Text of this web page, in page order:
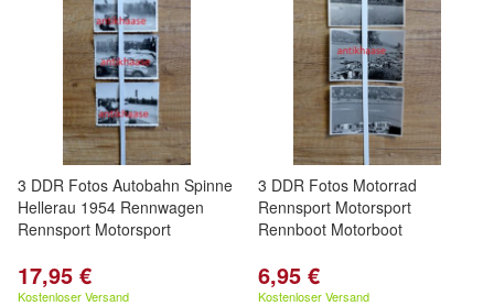
3 DDR Fotos Autobahn Spinne
Hellerau 1954 Rennwagen
Rennsport Motorsport
17,95 €
Kostenloser Versand
3 DDR Fotos Motorrad
Rennsport Motorsport
Rennboot Motorboot
6,95 €
Kostenloser Versand